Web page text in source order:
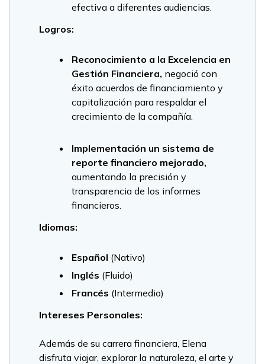
efectiva a diferentes audiencias.
Logros:
Reconocimiento a la Excelencia en
Gestión Financiera, negoció con
éxito acuerdos de financiamiento y
capitalización para respaldar el
crecimiento de la compañía.
Implementación un sistema de
reporte financiero mejorado,
aumentando la precisión y
transparencia de los informes
financieros.
Idiomas:
Español (Nativo)
Inglés (Fluido)
Francés (Intermedio)
Intereses Personales:
Además de su carrera financiera, Elena
disfruta viajar, explorar la naturaleza, el arte y